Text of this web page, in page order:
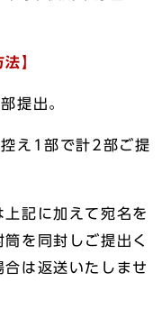
法 】
提出。
え1部で計2部ご提
記に加えて宛名を
を同封しご提出く
は返送いたしませ